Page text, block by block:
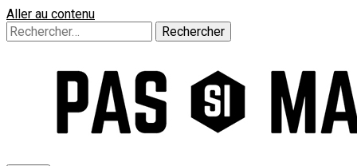
Aller au contenu
Rechercher :